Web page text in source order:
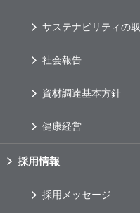
サステナビリティの
社会報告
資材調達基本方針
健康経営
採用情報
採用メッセージ